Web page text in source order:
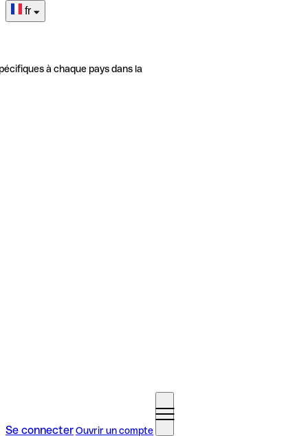
fr
à chaque pays dans la
Se connecterOuvrir un compte